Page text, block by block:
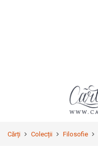
Cărți Colecții Filosofie